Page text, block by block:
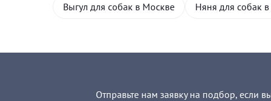
Выгул для собак в Москве Няня для собак
Отправьте нам заявку на подбор, если